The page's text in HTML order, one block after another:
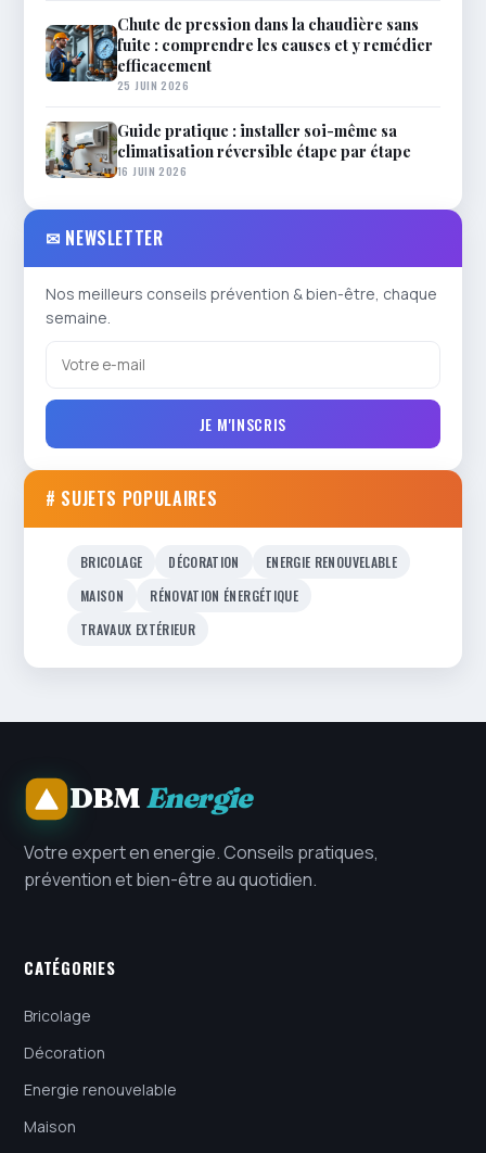
Chute de pression dans la chaudière sans
fuite : comprendre les causes et y remédier
efficacement
25 JUIN 2026
Guide pratique : installer soi-même sa
climatisation réversible étape par étape
16 JUIN 2026
✉ NEWSLETTER
Nos meilleurs conseils prévention & bien-être, chaque
semaine.
JE M'INSCRIS
# SUJETS POPULAIRES
BRICOLAGE DÉCORATION
ENERGIE RENOUVELABLE
MAISON
RÉNOVATION ÉNERGÉTIQUE
TRAVAUX EXTÉRIEUR
DBMEnergie
Votre expert en energie. Conseils pratiques,
prévention et bien-être au quotidien.
CATÉGORIES
Bricolage
Décoration
Energie renouvelable
Maison